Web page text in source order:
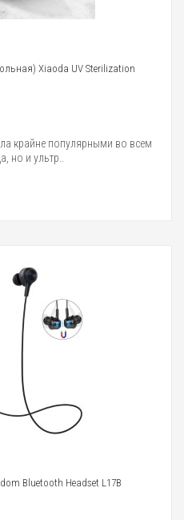
Xiaoda UV Sterilization
крайне популярными во всем
но и ультр..
Bluetooth Headset L17B